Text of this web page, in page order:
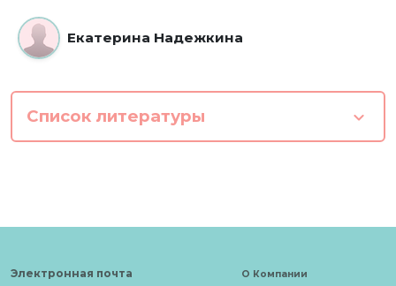
Екатерина Надежкина
Список литературы
Электронная почта О Компании